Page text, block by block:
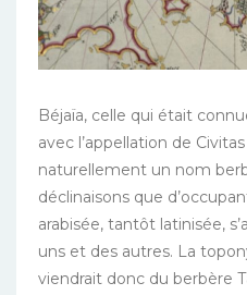
Béjaïa, celle qui était
avec l’appellation de
naturellement un nom
déclinaisons que
arabisée, tantôt latinisée,
uns et des autres. La
viendrait donc du berbère